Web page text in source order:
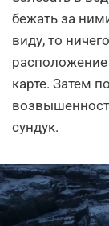
бежать за
виду, то
карте. Затем
сундук.